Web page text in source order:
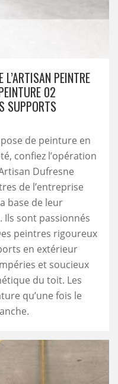
L’ARTISAN PEINTRE
02
SUPPORTS
de peinture en
confiez l’opération
Dufresne
de l’entreprise
base de leur
sont passionnés
peintres rigoureux
en extérieur
et soucieux
du toit. Les
qu’une fois le